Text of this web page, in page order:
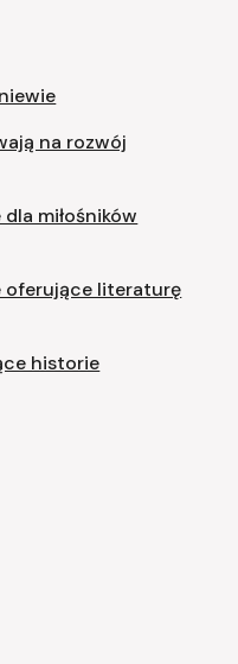
na rozwój
miłośników
literaturę
historie